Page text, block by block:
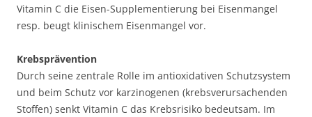
Vitamin C die Eisen-Supplementierung bei Eisenmangel
resp. beugt klinischem Eisenmangel vor.
Krebsprävention
Durch seine zentrale Rolle im antioxidativen Schutzsystem
und beim Schutz vor karzinogenen (krebsverursachenden
Stoffen) senkt Vitamin C das Krebsrisiko bedeutsam. Im